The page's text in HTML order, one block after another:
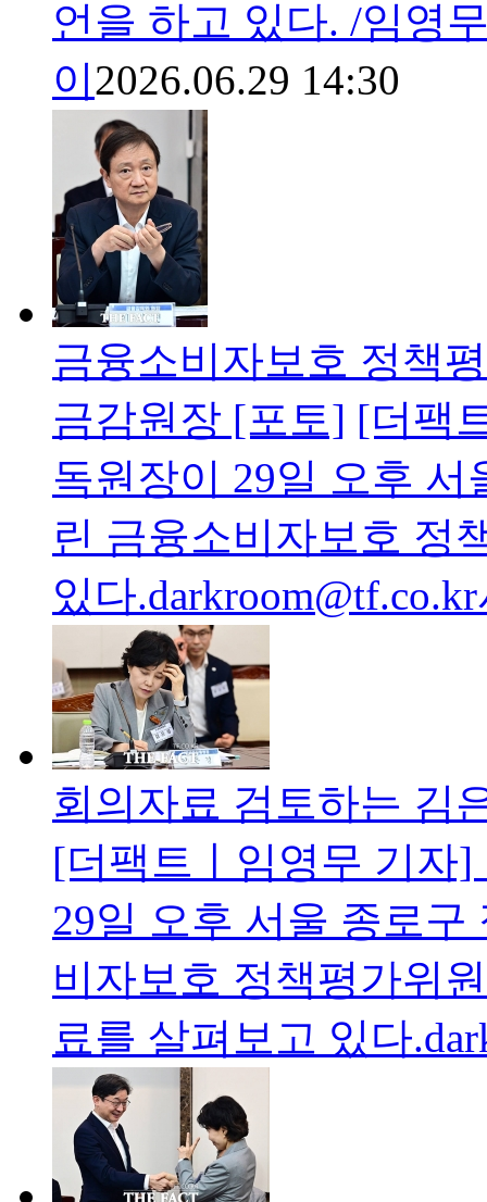
언을 하고 있다. /임영
이2026.06.29 14:30
금융소비자보호 정책
금감원장 [포토] [더팩
독원장이 29일 오후
린 금융소비자보호 정
있다
회의자료 검토하는 김
[더팩트ㅣ임영무 기자
29일 오후 서울 종로
비자보호 정책평가위
료를 살펴보고 있다